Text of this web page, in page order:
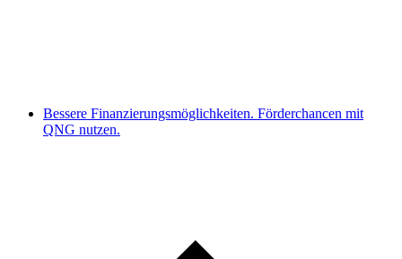
Bessere Finanzierungsmöglichkeiten. Förderchancen mit
QNG nutzen.